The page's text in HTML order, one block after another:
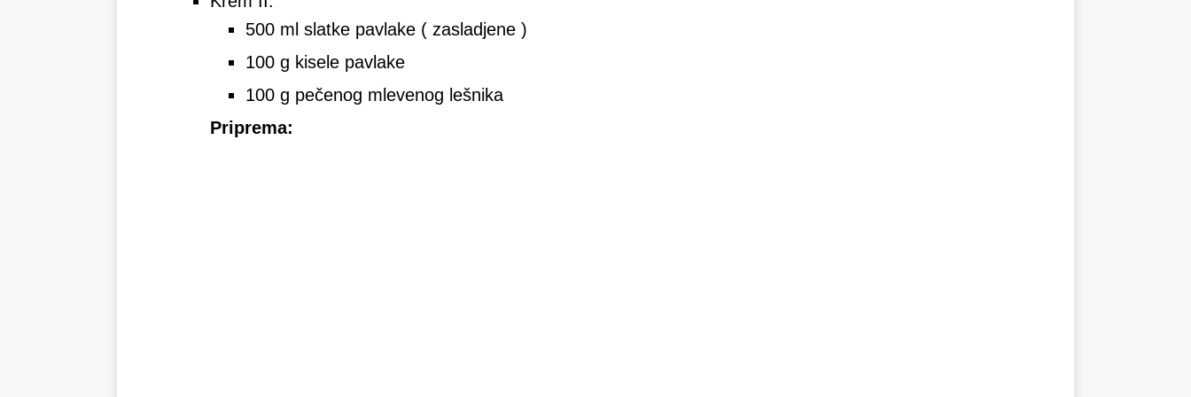
500 ml slatke pavlake ( zasladjene )
100 g kisele pavlake
100 g pečenog mlevenog lešnika
Priprema: